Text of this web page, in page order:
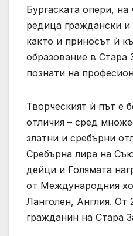
Бургаската опери,
редица граждански
както и приносът ѝ
образование в Стара
познати на
Творческият ѝ път е
отличия – сред
златни и сребърни
Сребърна лира на
дейци и Голямата
от Международния
Ланголен, Англия. От
гражданин на Стара